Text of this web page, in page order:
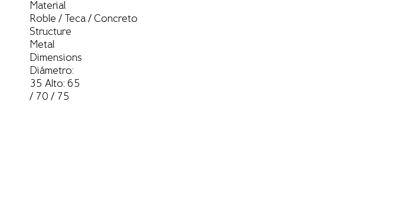
Material
Roble / Teca / Concreto
Structure
Metal
Dimensions
Diámetro:
35 Alto: 65
/ 70 / 75